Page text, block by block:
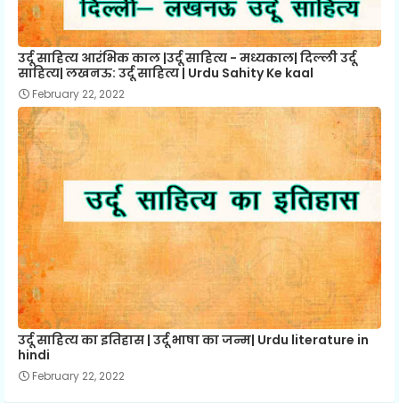
उर्दू साहित्य आरंभिक काल |उर्दू साहित्य - मध्यकाल| दिल्ली उर्दू
साहित्य| लखनऊ: उर्दू साहित्य | Urdu Sahity Ke kaal
February 22, 2022
उर्दू साहित्य का इतिहास | उर्दू भाषा का जन्म| Urdu literature in
hindi
February 22, 2022